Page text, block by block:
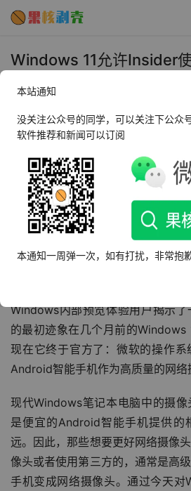
Windows 11允许Insider
2024年3月20日 上午10:34 • 圈内新闻
微软已经更新了其博客文章，最初
展推出，使所有Windows内部
Windows 11 PC的任何视频应用程
平板电脑摄像头。
原始文章如下，现在适用于所有
在宣布Windows 11 Moment 5更
Windows内部预览体验用户揭示
的最初迹象在几个月前的Windows
现在它终于官方了：微软的操作
Android智能手机作为高质量的网络
现代Windows笔记本电脑中的摄
是便宜的Android智能手机提供的
远。因此，那些想要更好网络摄像
像头或者使用第三方的，通常是高
手机变成网络摄像头。通过今天
本站通知
没关注公众号的同学，可以关注下公众
软件推荐和新闻可以订阅
本通知一周弹一次，如有打扰，非常抱歉